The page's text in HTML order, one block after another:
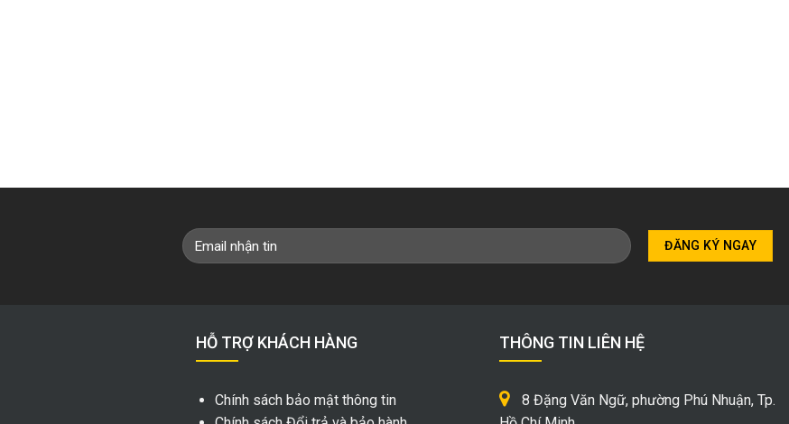
HỖ TRỢ KHÁCH HÀNG
Chính sách bảo mật thông tin
THÔNG TIN LIÊN HỆ
8 Đặng Văn Ngữ, phường Phú Nhuận, Tp.